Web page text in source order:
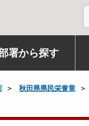
署から探す
秋田県県民栄誉章